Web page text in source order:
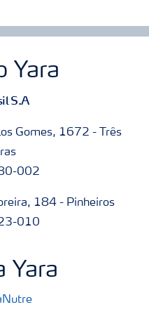
Yara
S.A
Gomes, 1672 - Três
002
184 - Pinheiros
010
Yara